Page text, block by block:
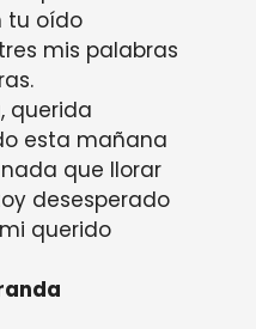
tu oído
mis palabras
querida
esta mañana
que llorar
desesperado
querido